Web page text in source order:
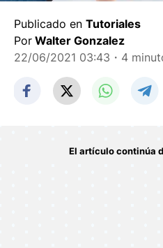
Publicado en Tutoriales
Por Walter Gonzalez
22/06/2021 03:43 ・4